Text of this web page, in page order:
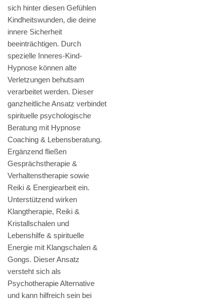
sich hinter diesen Gefühlen
Kindheitswunden, die deine
innere Sicherheit
beeinträchtigen. Durch
spezielle Inneres-Kind-
Hypnose können alte
Verletzungen behutsam
verarbeitet werden. Dieser
ganzheitliche Ansatz verbindet
spirituelle psychologische
Beratung mit Hypnose
Coaching & Lebensberatung.
Ergänzend fließen
Gesprächstherapie &
Verhaltenstherapie sowie
Reiki & Energiearbeit ein.
Unterstützend wirken
Klangtherapie, Reiki &
Kristallschalen und
Lebenshilfe & spirituelle
Energie mit Klangschalen &
Gongs. Dieser Ansatz
versteht sich als
Psychotherapie Alternative
und kann hilfreich sein bei